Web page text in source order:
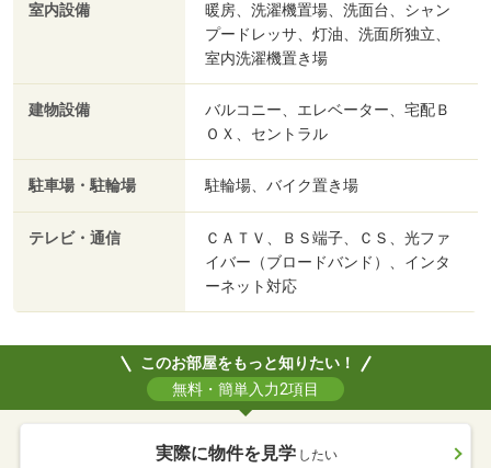
室内設備
暖房、洗濯機置場、洗面台、シャン
プードレッサ、灯油、洗面所独立、
室内洗濯機置き場
建物設備
バルコニー、エレベーター、宅配Ｂ
ＯＸ、セントラル
駐車場・駐輪場 駐輪場、バイク置き場
テレビ・通信
ＣＡＴＶ、ＢＳ端子、ＣＳ、光ファ
イバー（ブロードバンド）、インタ
ーネット対応
このお部屋をもっと知りたい！
無料・簡単入力2項目
実際に物件を見学 したい